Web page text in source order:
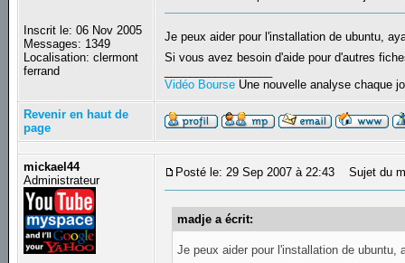
Inscrit le: 06 Nov 2005
Messages: 1349
Localisation: clermont
ferrand
Je peux aider pour l'installation de ubuntu,
Si vous avez besoin d'aide pour d'autres
Vidéo Bourse Une nouvelle analyse chaque
Revenir en haut de
page
mickael44
Administrateur
Posté le: 29 Sep 2007 à 22:43 Sujet du
madje a écrit:
Je peux aider pour l'installation de